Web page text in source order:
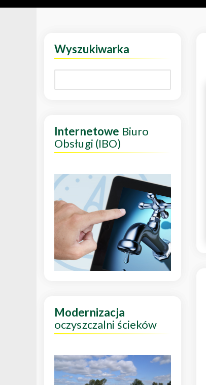
Wyszukiwarka
Internetowe Biuro
Obsługi (IBO)
Modernizacja
oczyszczalni ścieków